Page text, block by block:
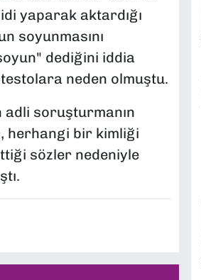
yaparak aktardığı
soyunmasını
dediğini iddia
neden olmuştu.
adli soruşturmanın
herhangi bir kimliği
sözler nedeniyle